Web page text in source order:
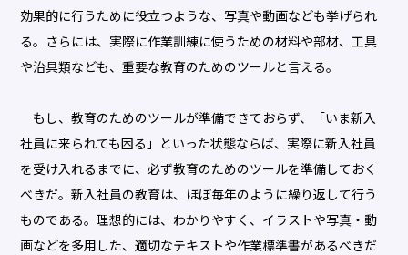
効果的に行うために役立つような、写真や動画なども挙げられ
る。さらには、実際に作業訓練に使うための材料や部材、工具
や治具類なども、重要な教育のためのツールと言える。
もし、教育のためのツールが準備できておらず、「いま新入
社員に来られても困る」といった状態ならば、実際に新入社員
を受け入れるまでに、必ず教育のためのツールを準備しておく
べきだ。新入社員の教育は、ほぼ毎年のように繰り返して行う
ものである。理想的には、わかりやすく、イラストや写真・動
画などを多用した、適切なテキストや作業標準書があるべきだ